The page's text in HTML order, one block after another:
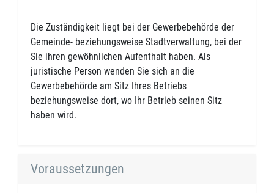
Die Zuständigkeit liegt bei der Gewerbebehörde der
Gemeinde- beziehungsweise Stadtverwaltung, bei der
Sie ihren gewöhnlichen Aufenthalt haben. Als
juristische Person wenden Sie sich an die
Gewerbebehörde am Sitz Ihres Betriebs
beziehungsweise dort, wo Ihr Betrieb seinen Sitz
haben wird.
Voraussetzungen